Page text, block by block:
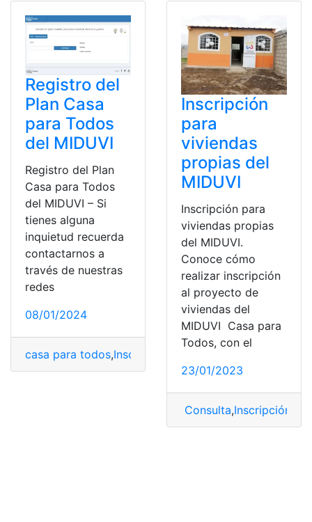
Registro del
Plan Casa
para Todos
del MIDUVI
Registro del Plan
Casa para Todos
del MIDUVI – Si
tienes alguna
inquietud recuerda
contactarnos a
través de nuestras
redes
08/01/2024
casa para todos,Inscripción
Inscripción
para
viviendas
propias del
MIDUVI
Inscripción para
viviendas propias
del MIDUVI.
Conoce cómo
realizar inscripción
al proyecto de
viviendas del
MIDUVI Casa para
Todos, con el
23/01/2023
Consulta,Inscripción